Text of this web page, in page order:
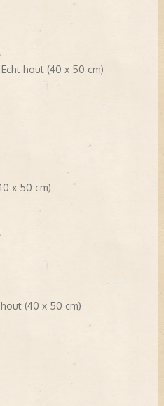
Echt hout (40 x 50 cm)
x 50 cm)
(40 x 50 cm)